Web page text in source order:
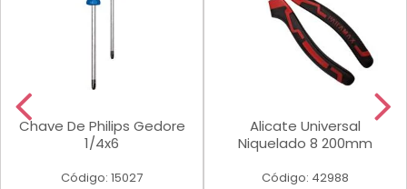
Chave De Philips Gedore
1/4x6
Código: 15027
Alicate Universal
Niquelado 8 200mm
Código: 42988